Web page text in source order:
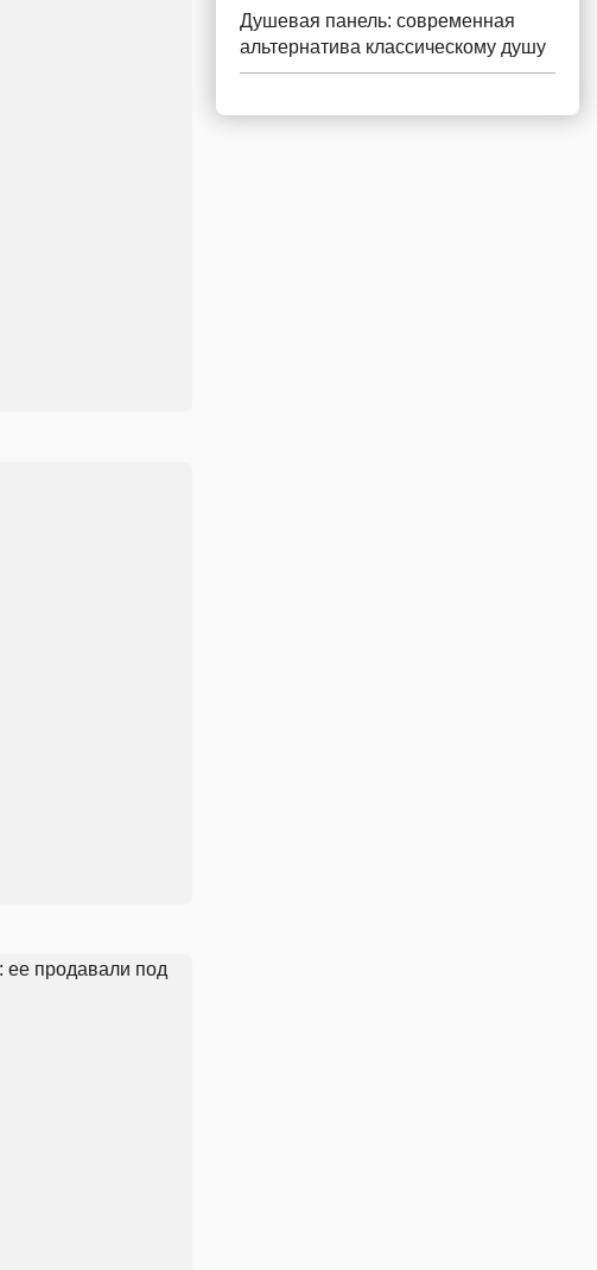
Душевая панель: современная
альтернатива классическому душу